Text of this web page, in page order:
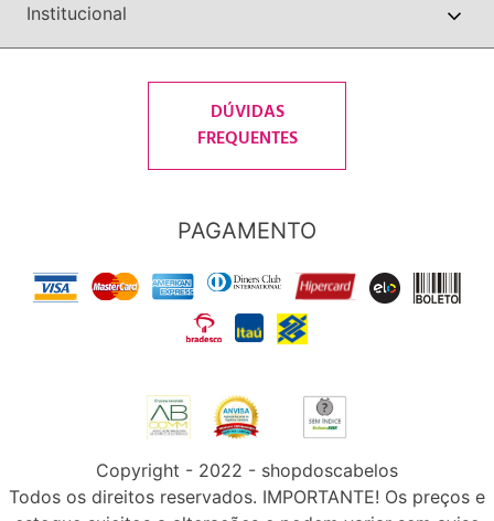
Institucional
DÚVIDAS
FREQUENTES
PAGAMENTO
Copyright - 2022 - shopdoscabelos
Todos os direitos reservados. IMPORTANTE! Os preços e